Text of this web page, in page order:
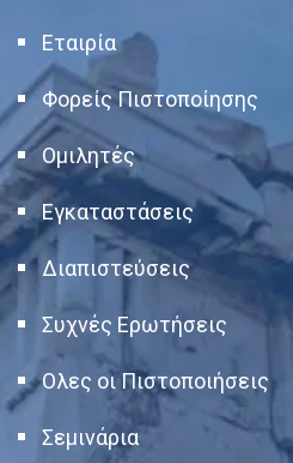
Εταιρία
Φορείς Πιστοποίησης
Ομιλητές
Εγκαταστάσεις
Διαπιστεύσεις
Συχνές Ερωτήσεις
Ολες οι Πιστοποιήσεις
Σεμινάρια